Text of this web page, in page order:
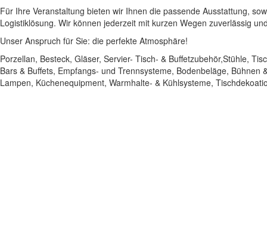
Für Ihre Veranstaltung bieten wir Ihnen die passende Ausstattung,
Logistiklösung. Wir können jederzeit mit kurzen Wegen zuverlässig
Unser Anspruch für Sie: die perfekte Atmosphäre!
Porzellan, Besteck, Gläser, Servier- Tisch- & Buffetzubehör,Stühle,
Bars & Buffets, Empfangs- und Trennsysteme, Bodenbeläge, Bühnen
Lampen, Küchenequipment, Warmhalte- & Kühlsysteme,